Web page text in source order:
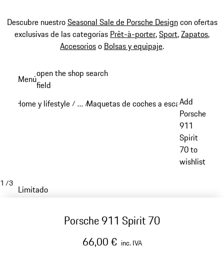
Descubre nuestroSeasonal Sale de Porsche Designcon ofertas
exclusivas de las categorías Prêt-à-porter,Sport,Zapatos,
Accesorioso Bolsas y equipaje.
principal
Menúopen the shop search
field
Home y lifestyle / …
Reveal collapsed breadcrumb items
/Maquetas de coches a escala/Escala:
Add
Porsche
911
Spirit
70 to
wishlist
1 /3
Limitado
Porsche 911 Spirit 70
66,00 € inc. IVA